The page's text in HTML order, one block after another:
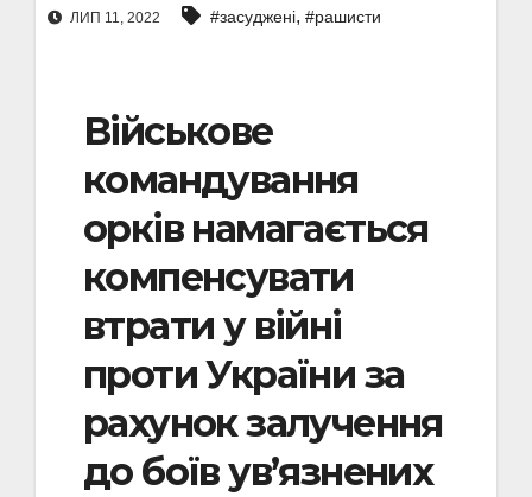
ЛИП 11, 2022 #засуджені, #рашисти
Військове
командування
орків намагається
компенсувати
втрати у війні
проти України за
рахунок залучення
до боїв ув’язнених